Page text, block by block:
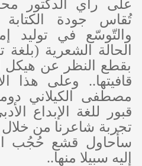
على رأي الدكتور
تُقاس جودة
والتّوسّع في توليد
الحالة الشعرية (بلغة
بقطع النظر عن هيكل
قافيتها.. وعلى هذا
مصطفى الكيلاني
قبور للغة الإبداع
تجربة شاعرنا من
سأحاول قشع حُجُب
إليه سبيلا منها..